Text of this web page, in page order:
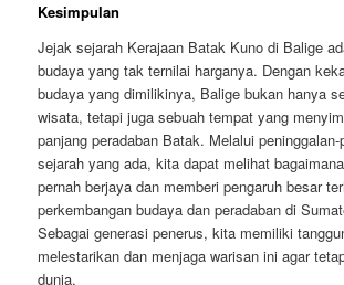
Kesimpulan
Jejak sejarah Kerajaan Batak Kuno di Balige
budaya yang tak ternilai harganya. Dengan
budaya yang dimilikinya, Balige bukan hanya
wisata, tetapi juga sebuah tempat yang
panjang peradaban Batak. Melalui peninggalan-
sejarah yang ada, kita dapat melihat
pernah berjaya dan memberi pengaruh besar
perkembangan budaya dan peradaban di
Sebagai generasi penerus, kita memiliki
melestarikan dan menjaga warisan ini agar
dunia.